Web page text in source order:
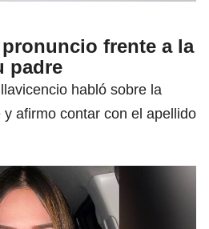
frente a la
padre
habló sobre la
afirmo contar con el apellido